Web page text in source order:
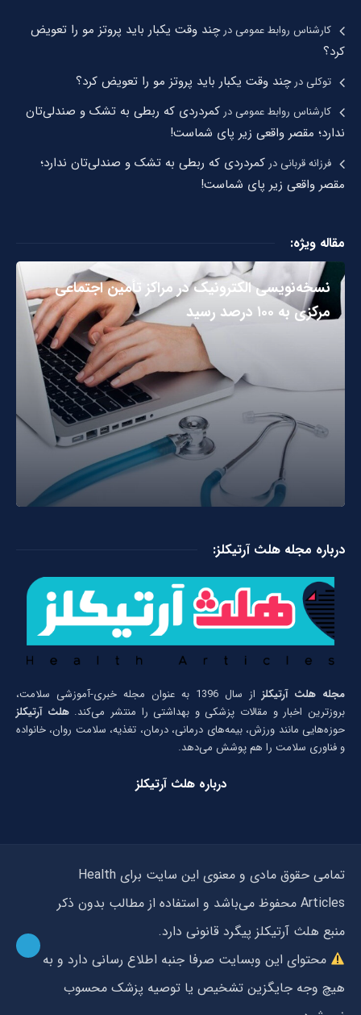
کارشناس روابط عمومیدرچند وقت یکبار باید پروتز مو را تعویض
کرد؟
توکلیدرچند وقت یکبار باید پروتز مو را تعویض کرد؟
کارشناس روابط عمومیدر کمردردی که ربطی به تشک و صندلی‌تان
ندارد؛ مقصر واقعی زیر پای شماست!
فرزانه قربانیدر کمردردی که ربطی به تشک و صندلی‌تان ندارد؛
مقصر واقعی زیر پای شماست!
مقاله ویژه:
نسخه‌نویسی الکترونیک در مراکز تأمین اجتماعی
مرکزی به ۱۰۰ درصد رسید
درباره مجله هلث آرتیکلز:
مجله هلث آرتیکلز
از سال 1396 به عنوان مجله خبری-آموزشی سلامت،
بروزترین اخبار و مقالات پزشکی و بهداشتی را منتشر می‌کند.هلث آرتیکلز
حوزه‌هایی مانند ورزش، بیمه‌های درمانی، درمان، تغذیه، سلامت روان، خانواده
و فناوری سلامت را هم پوشش می‌دهد.
درباره هلث آرتیکلز
تمامی حقوق مادی و معنوی این سایت برای Health
Articles محفوظ می‌باشد و استفاده از مطالب بدون ذکر
منبع هلث آرتیکلز پیگرد قانونی دارد.
محتوای این وبسایت صرفا جنبه اطلاع رسانی دارد و به
هیچ وجه جایگزین تشخیص یا توصیه پزشک محسوب